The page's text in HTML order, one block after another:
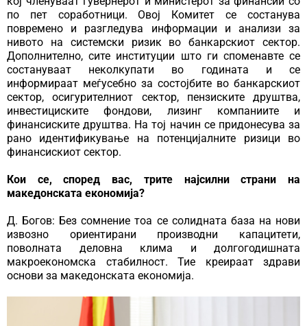
по пет соработници. Овој Комитет се состанува
повремено и разгледува информации и анализи за
нивото на системски ризик во банкарскиот сектор.
Дополнително, сите институции што ги споменавте се
состануваат неколкупати во годината и се
информираат меѓусебно за состојбите во банкарскиот
сектор, осигурителниот сектор, пензиските друштва,
инвестициските фондови, лизинг компаниите и
финансиските друштва. На тој начин се придонесува за
рано идентификување на потенцијалните ризици во
финансискиот сектор.
Кои се, според вас, трите најсилни страни на
македонската економија?
Д. Богов: Без сомнение тоа се солидната база на нови
извозно ориентирани производни капацитети,
поволната деловна клима и долгогодишната
макроекономска стабилност. Тие креираат здрави
основи за македонската економија.